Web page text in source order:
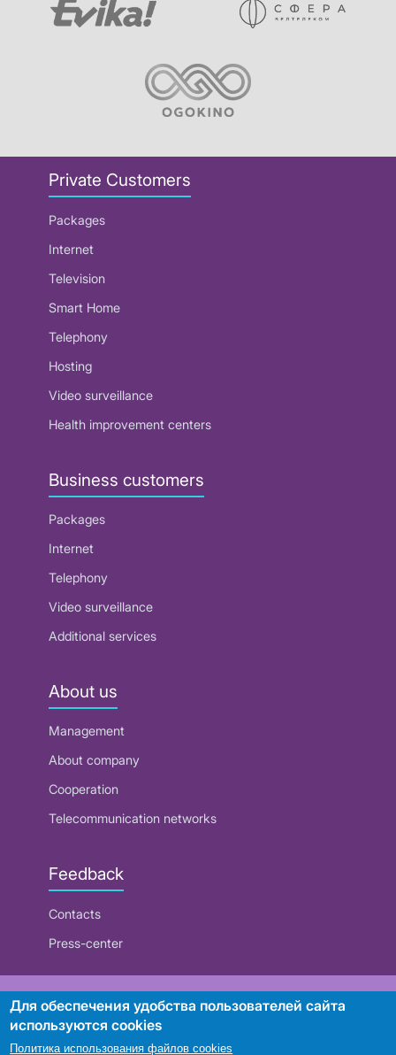
Private Customers
Packages
Internet
Television
Smart Home
Telephony
Hosting
Video surveillance
Health improvement centers
Business customers
Packages
Internet
Telephony
Video surveillance
Additional services
About us
Management
About company
Cooperation
Telecommunication networks
Feedback
Contacts
Press-center
RUE "Beltelecom"
Для обеспечения удобства пользователей сайта
используются cookies
Политика использования файлов cookies